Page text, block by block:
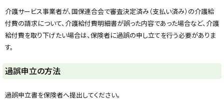
a
g
a
a
c
y
介護サービス事業者が、国保連合会で審査決定済み（支払い済み）の介護給
付費の請求について、介護給付費明細書が誤った内容であった場合など、介護
給付費を取り下げたい場合は、保険者に過誤の申し立てを行う必要がありま
す。
過誤申立の方法
過誤申立書を保険者へ提出してください。